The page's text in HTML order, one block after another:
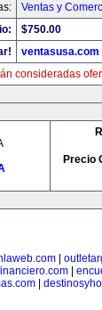
Ventas y
$750.00
ventasusa.com
consideradas
Precio
|
|